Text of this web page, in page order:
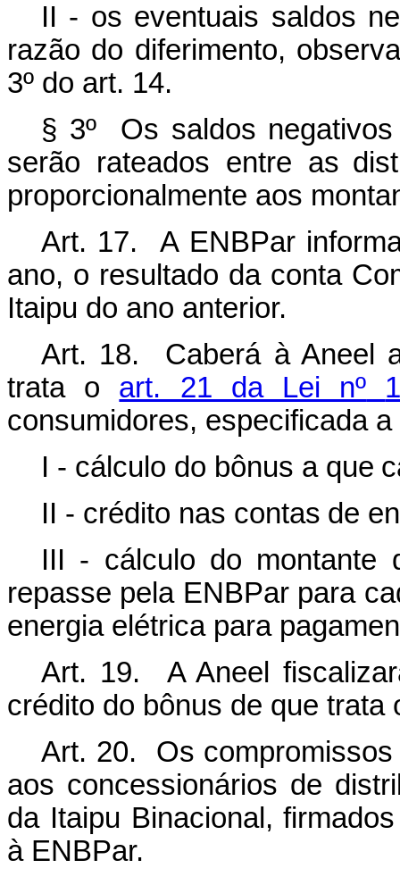
II - os eventuais saldos
razão do diferimento,
3º do art. 14.
§ 3º Os saldos
serão rateados entre as
proporcionalmente aos
Art. 17. A ENBPar
ano, o resultado da conta
Itaipu do ano anterior.
Art. 18. Caberá à Aneel
trata o art. 21 da Lei nº
consumidores, especificada a
I - cálculo do bônus a que
II - crédito nas contas de
III - cálculo do montante
repasse pela ENBPar para
energia elétrica para
Art. 19. A Aneel
crédito do bônus de que trata
Art. 20. Os
aos concessionários de
da Itaipu Binacional,
à ENBPar.